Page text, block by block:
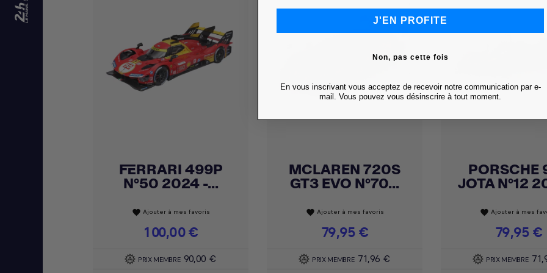
Achat express
FERRARI 499P
N°50 2024 -...
favorite Ajouter à mes favoris
Prix
100,00 €
PRIX MEMBRE 90,00 €
 Achat express
MCLAREN 720S
GT3 EVO N°70...
favorite Ajouter à mes favoris
Prix
79,95 €
PRIX MEMBRE 71,96 €
Achat express
PORSCHE
JOTA N°12
favorite Ajouter à mes
Prix
79,95 €
PRIX MEMBRE
J'EN PROFITE
Non, pas cette fois
En vous inscrivant vous acceptez de recevoir notre communication par e-
mail. Vous pouvez vous désinscrire à tout moment.